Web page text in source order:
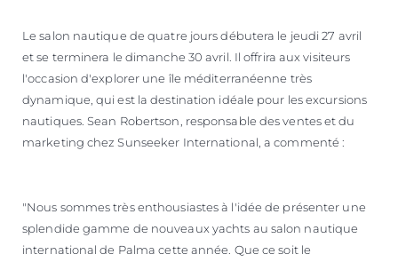
Le salon nautique de quatre jours débutera le jeudi 27 avril
et se terminera le dimanche 30 avril. Il offrira aux visiteurs
l'occasion d'explorer une île méditerranéenne très
dynamique, qui est la destination idéale pour les excursions
nautiques. Sean Robertson, responsable des ventes et du
marketing chez Sunseeker International, a commenté :
"Nous sommes très enthousiastes à l'idée de présenter une
splendide gamme de nouveaux yachts au salon nautique
international de Palma cette année. Que ce soit le